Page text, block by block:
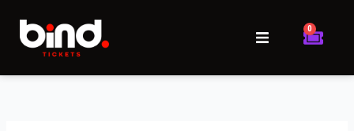
contenido
Inicio
0
Cart
por: